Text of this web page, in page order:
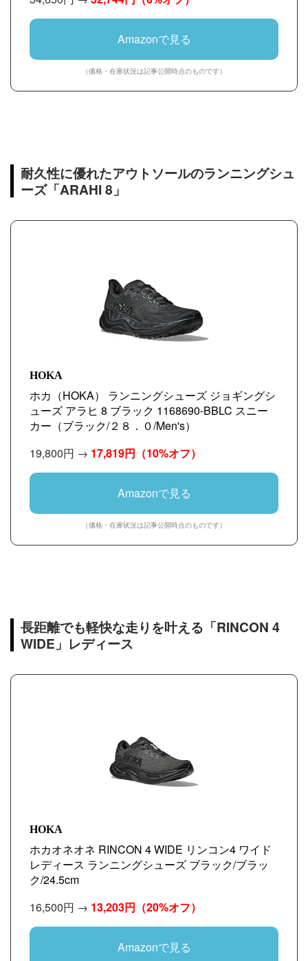
Amazonで見る
（価格・在庫状況は記事公開時点のものです）
耐久性に優れたアウトソールのランニングシュ
ーズ「ARAHI 8」
HOKA
ホカ（HOKA） ランニングシューズ ジョギングシ
ューズ アラヒ 8 ブラック 1168690-BBLC スニー
カー（ブラック/２８．０/Men's）
19,800円 → 17,819円 （10%オフ）
Amazonで見る
（価格・在庫状況は記事公開時点のものです）
長距離でも軽快な走りを叶える「RINCON 4
WIDE」レディース
HOKA
ホカオネオネ RINCON 4 WIDE リンコン4 ワイド
レディース ランニングシューズ ブラック/ブラッ
ク/24.5cm
16,500円 → 13,203円 （20%オフ）
Amazonで見る